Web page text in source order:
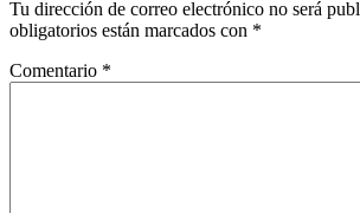
Tu dirección de correo electrónico no será
obligatorios están marcados con *
Comentario *